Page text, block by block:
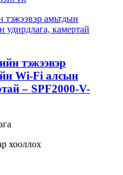
тэжээвэр
Wi-Fi алсын
– SPF2000-V-
хооллох